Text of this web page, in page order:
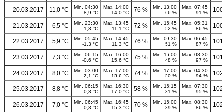
20.03.2017 11,0 °C
Min. 04:30
8,9 °C
Max. 14:00
14,0 °C
76 %
Min. 13:00
66 %
Max. 07:45
91 %
21.03.2017 6,5 °C
Min. 23:30
1,3 °C
Max. 13:45
11,1 °C
72 %
Min. 16:45
52 %
Max. 05:31
86 %
22.03.2017 5,9 °C
Min. 05:45
-1,3 °C
Max. 14:45
11,3 °C
76 %
Min. 09:30
51 %
Max. 06:45
87 %
23.03.2017 7,3 °C
Min. 06:15
-0,6 °C
Max. 16:00
15,6 °C
75 %
Min. 16:00
48 %
Max. 08:30
97 %
24.03.2017 8,0 °C
Min. 03:00
2,1 °C
Max. 17:00
15,6 °C
74 %
Min. 17:00
50 %
Max. 04:30
94 %
25.03.2017 8,8 °C
Min. 06:15
-0,3 °C
Max. 16:30
17,0 °C
58 %
Min. 16:15
31 %
Max. 07:30
95 %
26.03.2017 7,0 °C
Min. 06:45
0,3 °C
Max. 16:45
15,3 °C
70 %
Min. 16:00
39 %
Max. 08:30
86 %